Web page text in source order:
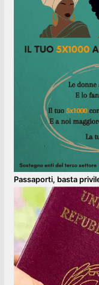
Passaporti, basta